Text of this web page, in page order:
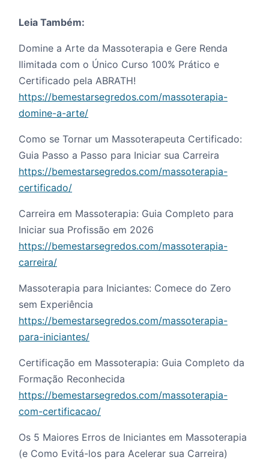
Leia Também:
Domine a Arte da Massoterapia e Gere Renda
Ilimitada com o Único Curso 100% Prático e
Certificado pela ABRATH!
https://bemestarsegredos.com/massoterapia-
domine-a-arte/
Como se Tornar um Massoterapeuta Certificado:
Guia Passo a Passo para Iniciar sua Carreira
https://bemestarsegredos.com/massoterapia-
certificado/
Carreira em Massoterapia: Guia Completo para
Iniciar sua Profissão em 2026
https://bemestarsegredos.com/massoterapia-
carreira/
Massoterapia para Iniciantes: Comece do Zero
sem Experiência
https://bemestarsegredos.com/massoterapia-
para-iniciantes/
Certificação em Massoterapia: Guia Completo da
Formação Reconhecida
https://bemestarsegredos.com/massoterapia-
com-certificacao/
Os 5 Maiores Erros de Iniciantes em Massoterapia
(e Como Evitá-los para Acelerar sua Carreira)